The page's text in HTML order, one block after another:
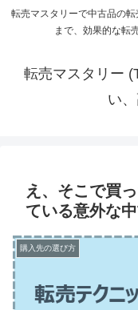
転売マスタリーで中古品の
まで、効果的な転
転売マスタリー
い
え、そこで買
ている意外な
購入先の選び方